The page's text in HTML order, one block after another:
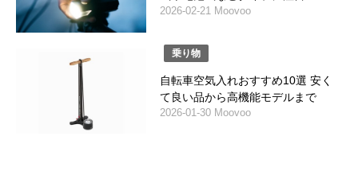
2026-02-21 Moovoo
乗り物
自転車空気入れおすすめ10選 安く
て良い品から高機能モデルまで
2026-01-30 Moovoo